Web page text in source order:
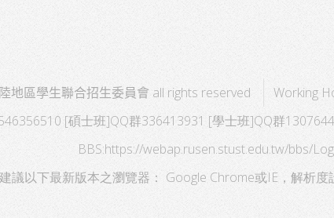
地區學生聯合招生委員會 all rights reserved
Working
[碩士班]QQ群336413931 [學士班]QQ群
BBS:https://webap.rusen.stust.edu.tw/bbs/
議以下最新版本之瀏覽器： Google Chrome或IE，解析